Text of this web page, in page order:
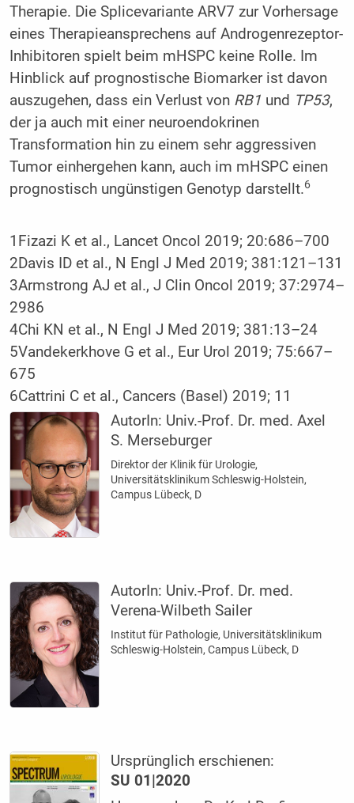
Therapie. Die Splicevariante ARV7 zur Vorhersage
eines Therapieansprechens auf Androgenrezeptor-
Inhibitoren spielt beim mHSPC keine Rolle. Im
Hinblick auf prognostische Biomarker ist davon
auszugehen, dass ein Verlust von RB1 und TP53,
der ja auch mit einer neuroendokrinen
Transformation hin zu einem sehr aggressiven
Tumor einhergehen kann, auch im mHSPC einen
prognostisch ungünstigen Genotyp darstellt.6
1Fizazi K et al., Lancet Oncol 2019; 20:686–700
2Davis ID et al., N Engl J Med 2019; 381:121–131
3Armstrong AJ et al., J Clin Oncol 2019; 37:2974–
2986
4Chi KN et al., N Engl J Med 2019; 381:13–24
5Vandekerkhove G et al., Eur Urol 2019; 75:667–
675
6Cattrini C et al., Cancers (Basel) 2019; 11
AutorIn: Univ.-Prof. Dr. med. Axel
S. Merseburger
Direktor der Klinik für Urologie,
Universitätsklinikum Schleswig-Holstein,
Campus Lübeck, D
AutorIn: Univ.-Prof. Dr. med.
Verena-Wilbeth Sailer
Institut für Pathologie, Universitätsklinikum
Schleswig-Holstein, Campus Lübeck, D
Ursprünglich erschienen:
SU 01|2020